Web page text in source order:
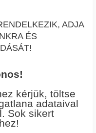
ADJA
ÉS
kérjük, töltse
adataival
Sok sikert